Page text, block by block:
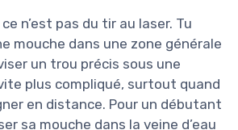
ce n’est pas du tir au laser. Tu
mouche dans une zone générale
un trou précis sous une
plus compliqué, surtout quand
en distance. Pour un débutant
sa mouche dans la veine d’eau